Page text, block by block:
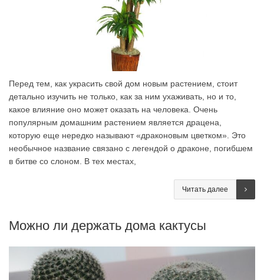
Перед тем, как украсить свой дом новым растением, стоит
детально изучить не только, как за ним ухаживать, но и то,
какое влияние оно может оказать на человека. Очень
популярным домашним растением является драцена,
которую еще нередко называют «драконовым цветком». Это
необычное название связано с легендой о драконе, погибшем
в битве со слоном. В тех местах,
Читать далее
Можно ли держать дома кактусы